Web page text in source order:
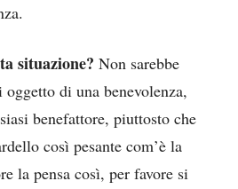
situazione? Non sarebbe
di una benevolenza,
benefattore, piuttosto che
così pesante com’è la
la pensa così, per favore si